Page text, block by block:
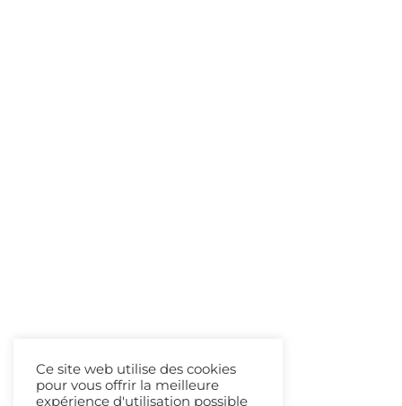
Ce site web utilise des cookies
pour vous offrir la meilleure
expérience d'utilisation possible